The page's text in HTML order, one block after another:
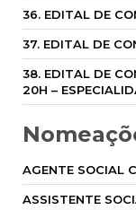
36. EDITAL DE
37. EDITAL DE
38. EDITAL DE
20H –
AGENTE SOCIAL
ASSISTENTE